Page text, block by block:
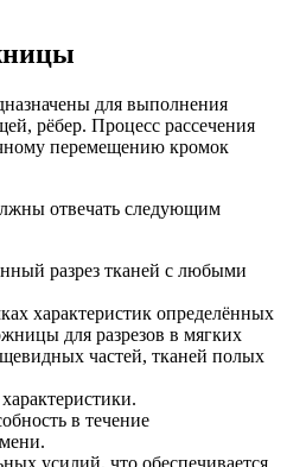
для выполнения
рёбер. Процесс рассечения
перемещению кромок
отвечать следующим
разрез тканей с любыми
характеристик определённых
для разрезов в мягких
частей, тканей полых
в течение
усилий, что обеспечивается